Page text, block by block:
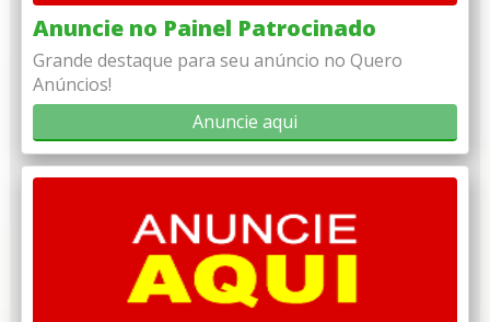
Anuncie no Painel Patrocinado
Grande destaque para seu anúncio no Quero
Anúncios!
Anuncie aqui